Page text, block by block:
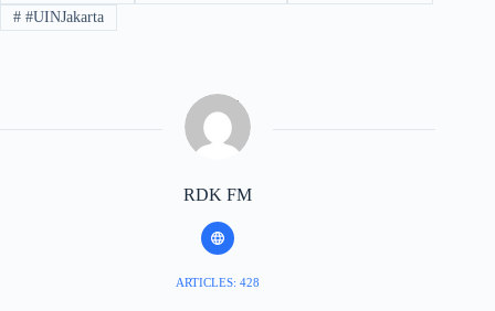
##UINJakarta
RDK FM
ARTICLES: 428